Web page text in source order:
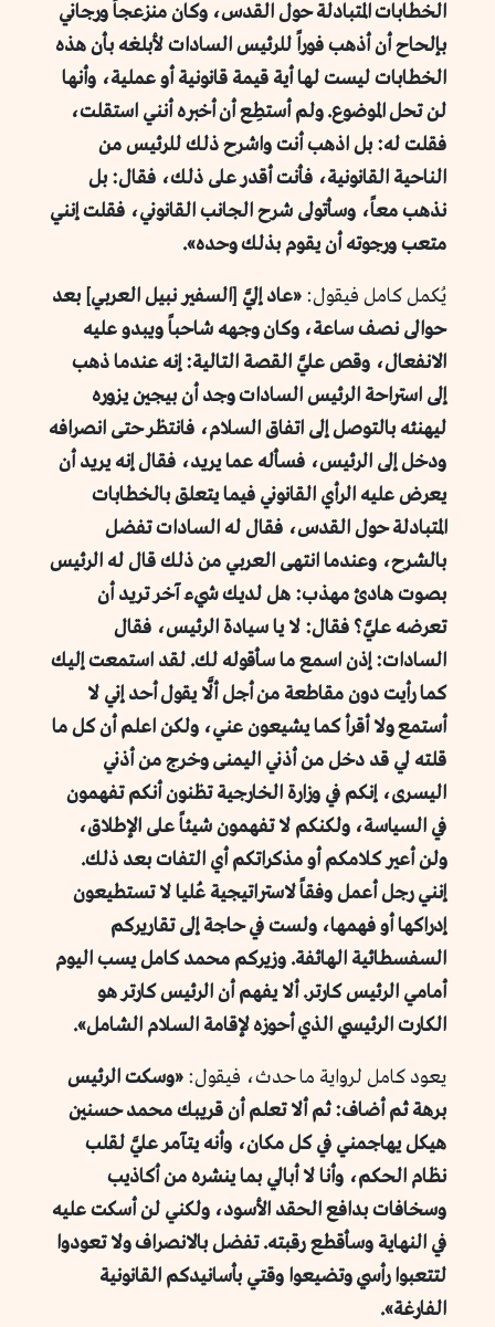
الخطابات المتبادلة حول القدس، وكان منزعجاً ورجاني
بإلحاح أن أذهب فوراً للرئيس السادات لأبلغه بأن هذه
الخطابات ليست لها أية قيمة قانونية أو عملية، وأنها
لن تحل الموضوع. ولم أستطِع أن أخبره أنني استقلت،
فقلت له: بل اذهب أنت واشرح ذلك للرئيس من
الناحية القانونية، فأنت أقدر على ذلك، فقال: بل
نذهب معاً، وسأتولى شرح الجانب القانوني، فقلت إنني
متعب ورجوته أن يقوم بذلك وحده».
يُكمل كامل فيقول: «عاد إليَّ [السفير نبيل العربي] بعد
حوالى نصف ساعة، وكان وجهه شاحباً ويبدو عليه
الانفعال، وقص عليَّ القصة التالية: إنه عندما ذهب
إلى استراحة الرئيس السادات وجد أن بيجين يزوره
ليهنئه بالتوصل إلى اتفاق السلام، فانتظر حتى انصرافه
ودخل إلى الرئيس، فسأله عما يريد، فقال إنه يريد أن
يعرض عليه الرأي القانوني فيما يتعلق بالخطابات
المتبادلة حول القدس، فقال له السادات تفضل
بالشرح، وعندما انتهى العربي من ذلك قال له الرئيس
بصوت هادئ مهذب: هل لديك شيء آخر تريد أن
تعرضه عليَّ؟ فقال: لا يا سيادة الرئيس، فقال
السادات: إذن اسمع ما سأقوله لك. لقد استمعت إليك
كما رأيت دون مقاطعة من أجل ألَّا يقول أحد إني لا
أستمع ولا أقرأ كما يشيعون عني، ولكن اعلم أن كل ما
قلته لي قد دخل من أذني اليمنى وخرج من أذني
اليسرى، إنكم في وزارة الخارجية تظنون أنكم تفهمون
في السياسة، ولكنكم لا تفهمون شيئاً على الإطلاق،
ولن أعير كلامكم أو مذكراتكم أي التفات بعد ذلك.
إنني رجل أعمل وفقاً لاستراتيجية عُليا لا تستطيعون
إدراكها أو فهمها، ولست في حاجة إلى تقاريركم
السفسطائية الهائفة. وزيركم محمد كامل يسب اليوم
أمامي الرئيس كارتر. ألا يفهم أن الرئيس كارتر هو
الكارت الرئيسي الذي أحوزه لإقامة السلام الشامل».
يعود كامل لرواية ما حدث، فيقول: «وسكت الرئيس
برهة ثم أضاف: ثم ألا تعلم أن قريبك محمد حسنين
هيكل يهاجمني في كل مكان، وأنه يتآمر عليَّ لقلب
نظام الحكم، وأنا لا أبالي بما ينشره من أكاذيب
وسخافات بدافع الحقد الأسود، ولكني لن أسكت عليه
في النهاية وسأقطع رقبته. تفضل بالانصراف ولا تعودوا
لتتعبوا رأسي وتضيعوا وقتي بأسانيدكم القانونية
الفارغة».